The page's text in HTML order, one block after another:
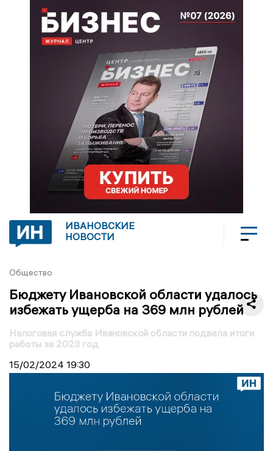
ИВАНОВСКИЕ
НОВОСТИ
Общество
Бюджету Ивановской области удалось
избежать ущерба на 369 млн рублей
Налоговая служба Ивановской области подвела итоги
работы за 2023 год
15/02/2024 19:30